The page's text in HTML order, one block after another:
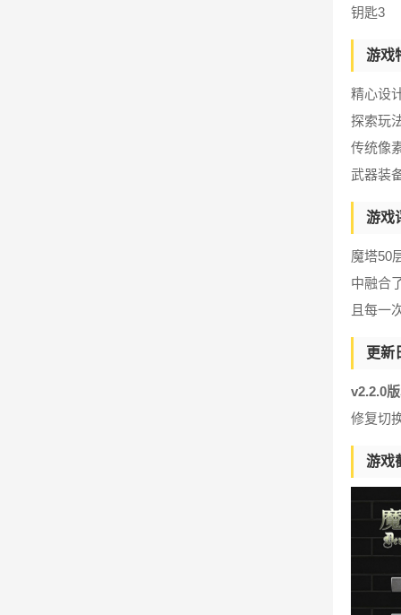
钥匙3
游戏
精心设
探索玩
传统像
武器装
游戏
魔塔50
中融合
且每一
更新
v2.2.0
修复切
游戏